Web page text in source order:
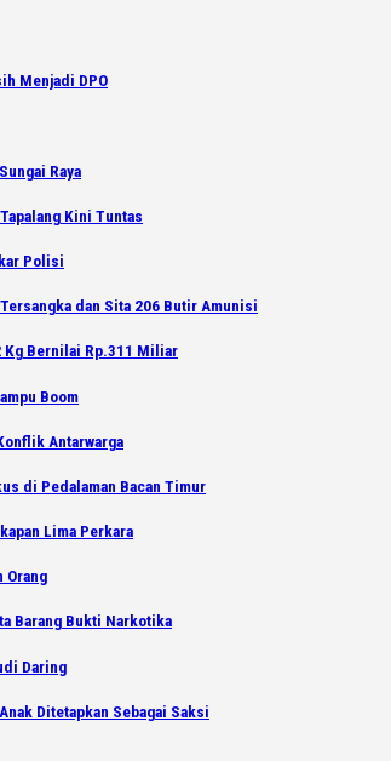
Menjadi DPO
Raya
Kini Tuntas
Polisi
dan Sita 206 Butir Amunisi
Kg Bernilai Rp.311 Miliar
Boom
Antarwarga
di Pedalaman Bacan Timur
Lima Perkara
Orang
Barang Bukti Narkotika
Daring
Ditetapkan Sebagai Saksi